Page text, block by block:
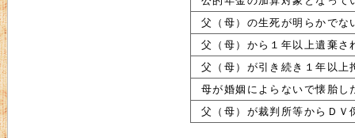
父（母）の生死が明らかでな
父（母）から１年以上遺棄さ
父（母）が引き続き１年以上
母が婚姻によらないで懐胎し
父（母）が裁判所等からＤＶ